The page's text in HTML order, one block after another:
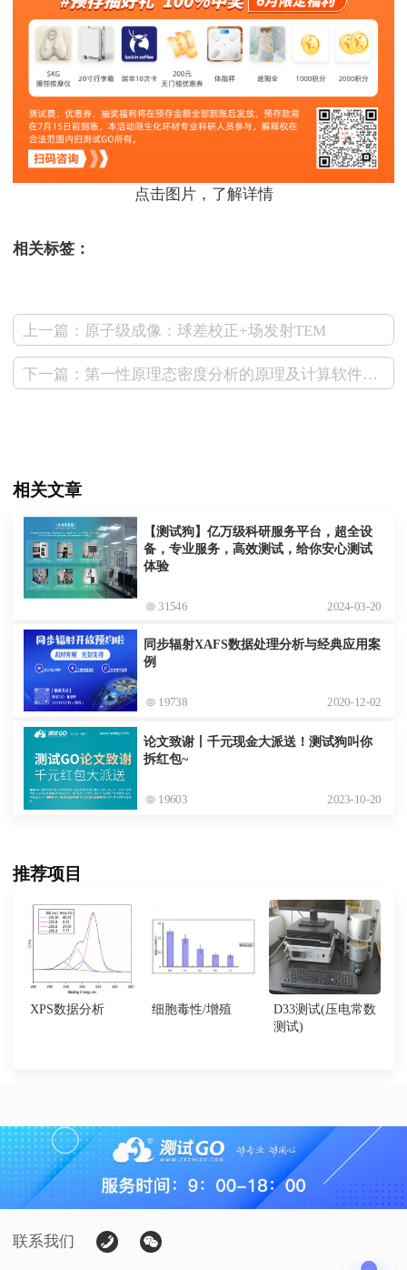
点击图片，了解详情
相关标签：
上一篇：原子级成像：球差校正+场发射TEM
下一篇：第一性原理态密度分析的原理及计算软件与方法
相关文章
【测试狗】亿万级科研服务平台，超全设
备，专业服务，高效测试，给你安心测试
体验
31546 2024-03-20
同步辐射XAFS数据处理分析与经典应用案
例
19738 2020-12-02
论文致谢丨千元现金大派送！测试狗叫你
拆红包~
19603 2023-10-20
推荐项目
XPS数据分析 细胞毒性/增殖
D33测试(压电常数
测试)
联系我们